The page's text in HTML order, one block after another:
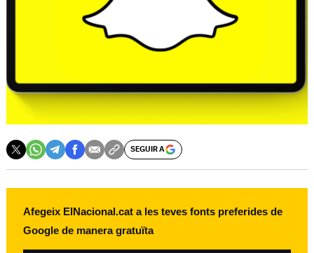
SEGUIR A
Afegeix ElNacional.cat a les teves fonts preferides de
Google de manera gratuïta